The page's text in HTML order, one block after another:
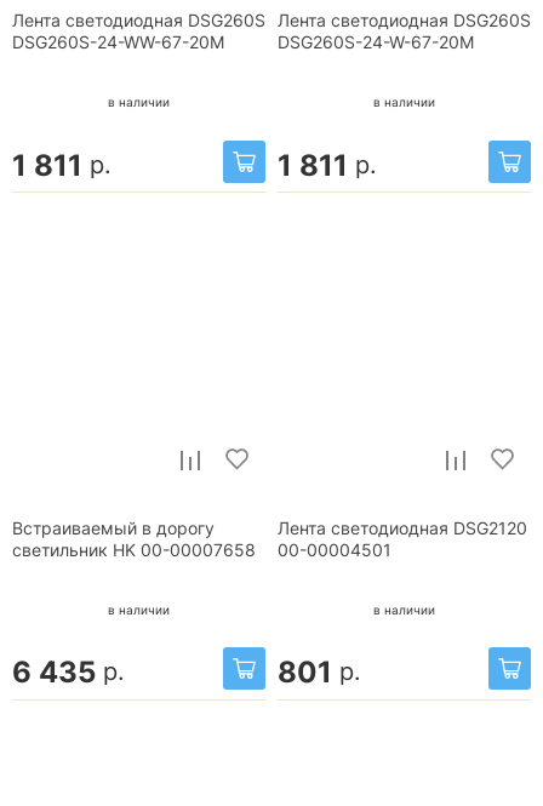
Лента светодиодная DSG260S
DSG260S-24-WW-67-20M
в наличии
1 811 р.
Лента светодиодная DSG260S
DSG260S-24-W-67-20M
в наличии
1 811 р.
Встраиваемый в дорогу
светильник HK 00-00007658
в наличии
6 435 р.
Лента светодиодная DSG2120
00-00004501
в наличии
801 р.